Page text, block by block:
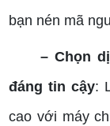
bạn nén mã
– Chọn
đáng tin cậy:
cao với máy